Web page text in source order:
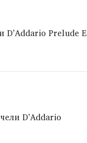
D’Addario Prelude E
D’Addario